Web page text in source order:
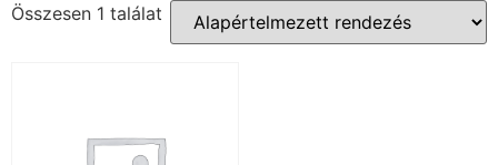
Összesen 1 találat